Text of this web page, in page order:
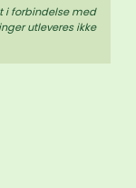
i forbindelse med
utleveres ikke